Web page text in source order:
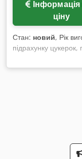
ціну
Стан: новий, Рік
підрахунку цукерок,
багатьох видів
підрахунку
(стійкими до пилу),
датчиками та
збірного
через простий у
керування